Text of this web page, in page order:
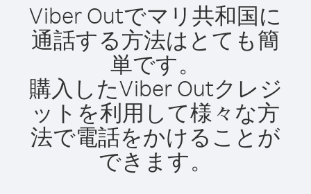
Viber Outでマリ共和国に
通話する方法はとても簡
単です。
購入したViber Outクレジ
ットを利用して様々な方
法で電話をかけることが
できます。